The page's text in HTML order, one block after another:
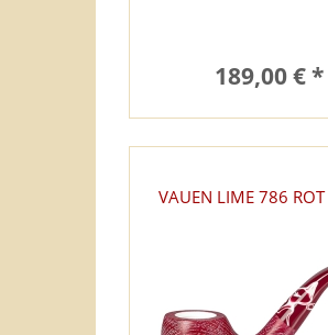
189,00 € *
VAUEN LIME 786 ROT